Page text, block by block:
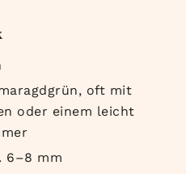
oft mit
oder einem leicht
6–8 mm